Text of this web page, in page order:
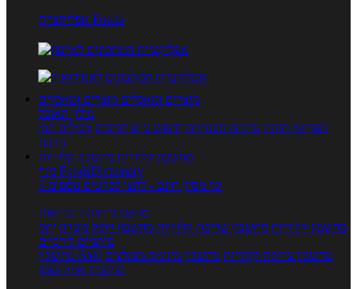
אפליקציית Foods
מוצרים ומאכלים מוצרים ומאכלים
מילון האוכל
תפריטי תזונה ערכים תזונתיים חיפוש ע"פ רכיבים מכילים הכי
הרבה
מחשבון קלוריות מחשבון קלוריות
מנוי FoodsDictionary
5 ימי ניסיון חינם - לחצו לפרטים נוספים
מחשבוני תזונה ובריאות
מחשבון קלוריות מחשבון שריפת קלוריות מחשבון דופק מטרה יחס
מותניים לירכיים
מחשבון BMI
מחשבון צריכת קלוריות מחשבון מינונים מומלצים
מחשבון אחוז שומן